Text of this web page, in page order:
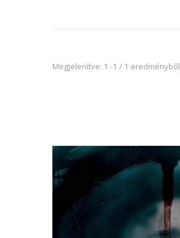
Megjelenítve: 1 -1 / 1 eredményből